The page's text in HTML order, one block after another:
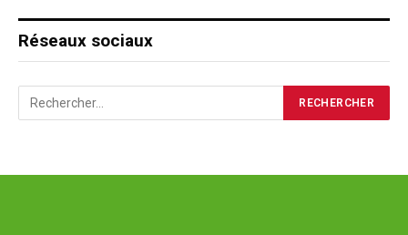
Réseaux sociaux